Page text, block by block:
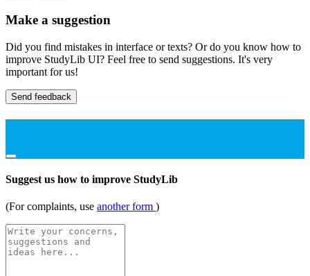
Make a suggestion
Did you find mistakes in interface or texts? Or do you know how to
improve StudyLib UI? Feel free to send suggestions. It's very
important for us!
Send feedback
Suggest us how to improve StudyLib
(For complaints, use another form )